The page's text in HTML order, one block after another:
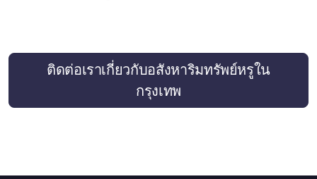
ติดต่อเราเกี่ยวกับอสังหาริมทรัพย์หรูใน
กรุงเทพ